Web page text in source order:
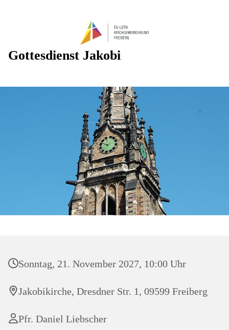
Gottesdienst Jakobi
Sonntag, 21. November 2027, 10:00 Uhr
Jakobikirche, Dresdner Str. 1, 09599 Freiberg
Pfr. Daniel Liebscher